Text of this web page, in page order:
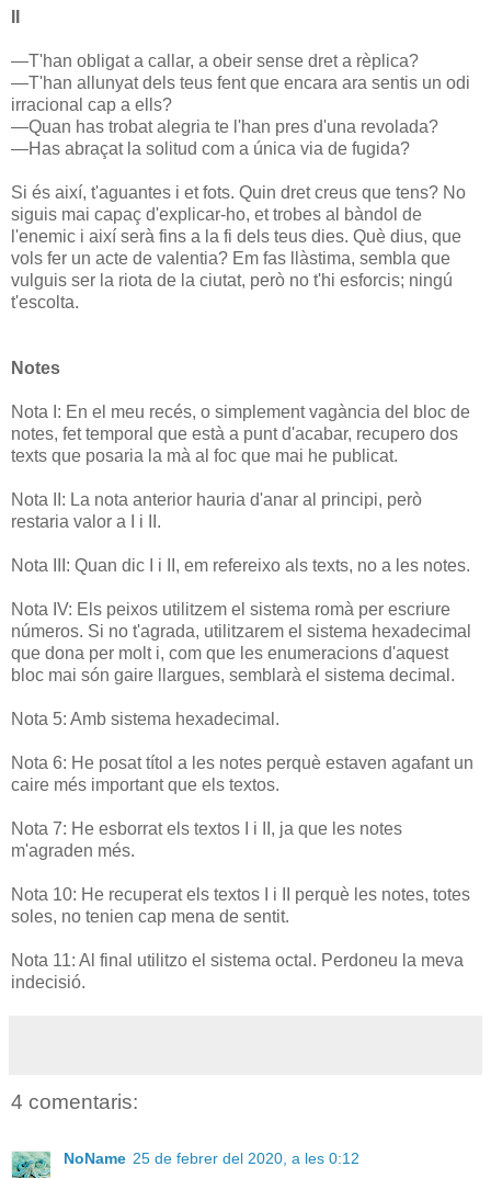
—T'han obligat a callar, a obeir sense dret a rèplica?
—T'han allunyat dels teus fent que encara ara sentis un odi
irracional cap a ells?
—Quan has trobat alegria te l'han pres d'una revolada?
—Has abraçat la solitud com a única via de fugida?
Si és així, t'aguantes i et fots. Quin dret creus que tens? No
siguis mai capaç d'explicar-ho, et trobes al bàndol de
l'enemic i així serà fins a la fi dels teus dies. Què dius, que
vols fer un acte de valentia? Em fas llàstima, sembla que
vulguis ser la riota de la ciutat, però no t'hi esforcis; ningú
t'escolta.
Notes
Nota I: En el meu recés, o simplement vagància del bloc de
notes, fet temporal que està a punt d'acabar, recupero dos
texts que posaria la mà al foc que mai he publicat.
Nota II: La nota anterior hauria d'anar al principi, però
restaria valor a I i II.
Nota III: Quan dic I i II, em refereixo als texts, no a les notes.
Nota IV: Els peixos utilitzem el sistema romà per escriure
números. Si no t'agrada, utilitzarem el sistema hexadecimal
que dona per molt i, com que les enumeracions d'aquest
bloc mai són gaire llargues, semblarà el sistema decimal.
Nota 5: Amb sistema hexadecimal.
Nota 6: He posat títol a les notes perquè estaven agafant un
caire més important que els textos.
Nota 7: He esborrat els textos I i II, ja que les notes
m'agraden més.
Nota 10: He recuperat els textos I i II perquè les notes, totes
soles, no tenien cap mena de sentit.
Nota 11: Al final utilitzo el sistema octal. Perdoneu la meva
indecisió.
4 comentaris:
NoName 25 de febrer del 2020, a les 0:12